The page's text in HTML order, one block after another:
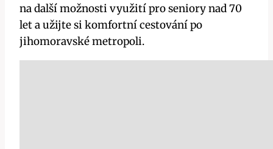
na další možnosti využití pro seniory nad 70
let a užijte si komfortní cestování po
jihomoravské metropoli.